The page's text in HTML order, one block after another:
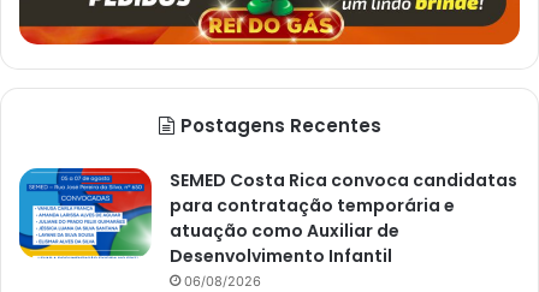
Postagens Recentes
SEMED Costa Rica convoca candidatas
para contratação temporária e
atuação como Auxiliar de
Desenvolvimento Infantil
06/08/2026